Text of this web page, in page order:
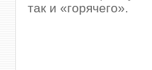
так и «горячего».